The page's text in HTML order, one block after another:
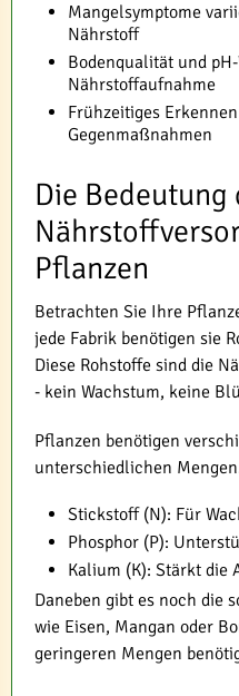
Mangelsymptome
Nährstoff
Bodenqualität und
Nährstoffaufnahme
Frühzeitiges
Gegenmaßnahmen
Die Bedeutung
Pflanzen
Betrachten Sie Ihre
jede Fabrik benötigen sie
Diese Rohstoffe sind die
- kein Wachstum, keine
Pflanzen benötigen
unterschiedlichen
Stickstoff (N): Für
Phosphor (P):
Kalium (K): Stärkt die
Daneben gibt es noch die
wie Eisen, Mangan oder
geringeren Mengen